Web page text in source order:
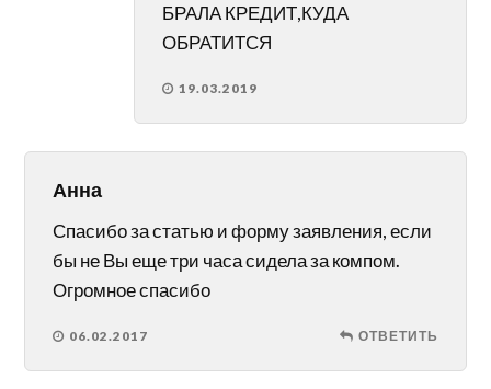
БРАЛА КРЕДИТ,КУДА
ОБРАТИТСЯ
19.03.2019
Анна
Спасибо за статью и форму заявления, если
бы не Вы еще три часа сидела за компом.
Огромное спасибо
06.02.2017 ОТВЕТИТЬ